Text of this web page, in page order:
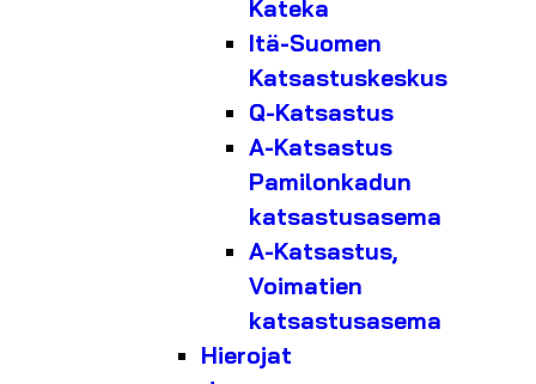
Kateka
Itä-Suomen
Katsastuskeskus
Q-Katsastus
A-Katsastus
Pamilonkadun
katsastusasema
A-Katsastus,
Voimatien
katsastusasema
Hierojat